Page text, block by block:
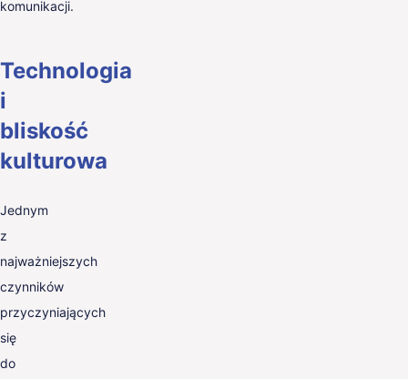
komunikacji.
Technologia
i
bliskość
kulturowa
Jednym
z
najważniejszych
czynników
przyczyniających
się
do